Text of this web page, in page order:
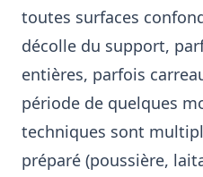
toutes surfaces
décolle du support,
entières, parfois
période de quelques
techniques sont
préparé (poussière,